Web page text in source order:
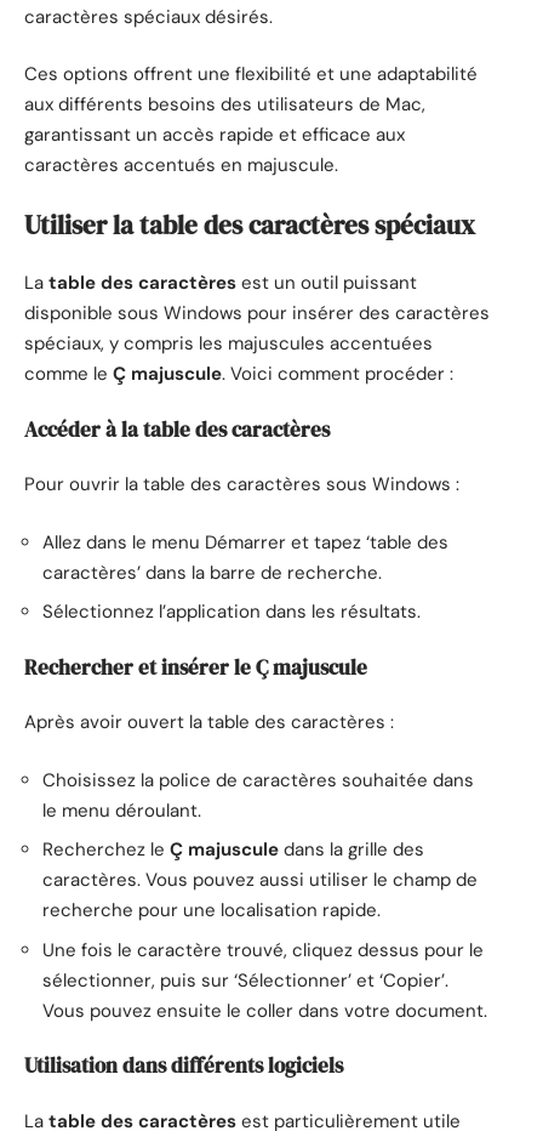
caractères spéciaux désirés.
Ces options offrent une flexibilité et une adaptabilité
aux différents besoins des utilisateurs de Mac,
garantissant un accès rapide et efficace aux
caractères accentués en majuscule.
Utiliser la table des caractères spéciaux
La table des caractères est un outil puissant
disponible sous Windows pour insérer des caractères
spéciaux, y compris les majuscules accentuées
comme le Ç majuscule. Voici comment procéder :
Accéder à la table des caractères
Pour ouvrir la table des caractères sous Windows :
Allez dans le menu Démarrer et tapez ‘table des
caractères’ dans la barre de recherche.
Sélectionnez l’application dans les résultats.
Rechercher et insérer le Ç majuscule
Après avoir ouvert la table des caractères :
Choisissez la police de caractères souhaitée dans
le menu déroulant.
Recherchez le Ç majuscule dans la grille des
caractères. Vous pouvez aussi utiliser le champ de
recherche pour une localisation rapide.
Une fois le caractère trouvé, cliquez dessus pour le
sélectionner, puis sur ‘Sélectionner’ et ‘Copier’.
Vous pouvez ensuite le coller dans votre document.
Utilisation dans différents logiciels
La table des caractères est particulièrement utile